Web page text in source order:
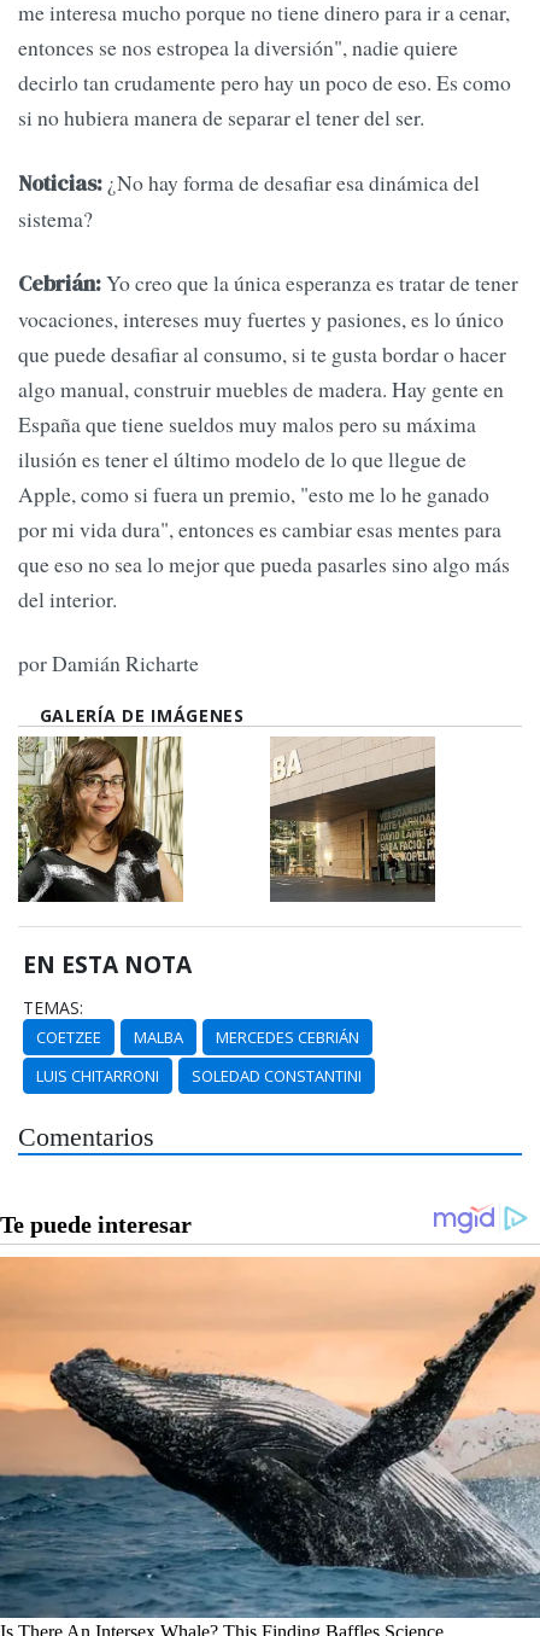
me interesa mucho porque no tiene dinero para ir a cenar,
entonces se nos estropea la diversión", nadie quiere
decirlo tan crudamente pero hay un poco de eso. Es como
si no hubiera manera de separar el tener del ser.
Noticias: ¿No hay forma de desafiar esa dinámica del
sistema?
Cebrián:Yo creo que la única esperanza es tratar de tener
vocaciones, intereses muy fuertes y pasiones, es lo único
que puede desafiar al consumo, si te gusta bordar o hacer
algo manual, construir muebles de madera. Hay gente en
España que tiene sueldos muy malos pero su máxima
ilusión es tener el último modelo de lo que llegue de
Apple, como si fuera un premio, "esto me lo he ganado
por mi vida dura", entonces es cambiar esas mentes para
que eso no sea lo mejor que pueda pasarles sino algo más
del interior.
por Damián Richarte
GALERÍA DE IMÁGENES
EN ESTA NOTA
TEMAS:
COETZEE MALBA
MERCEDES CEBRIÁN
LUIS CHITARRONI
SOLEDAD CONSTANTINI
Comentarios